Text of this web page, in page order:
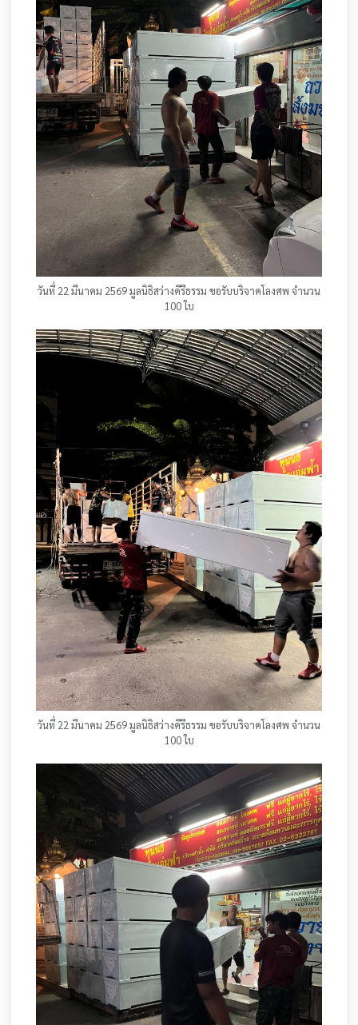
วันที่ 22 มีนาคม 2569 มูลนิธิสว่างคีรีธรรม ขอรับบริจาคโลงศพ จำนวน
100 ใบ
วันที่ 22 มีนาคม 2569 มูลนิธิสว่างคีรีธรรม ขอรับบริจาคโลงศพ จำนวน
100 ใบ